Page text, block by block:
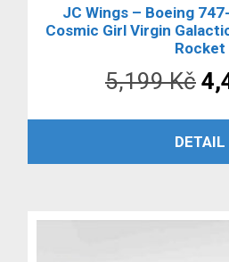
JC Wings – Boeing 747-
Cosmic Girl Virgin
Rocket
5,199Kč
PŘIDAT DO
DETAIL